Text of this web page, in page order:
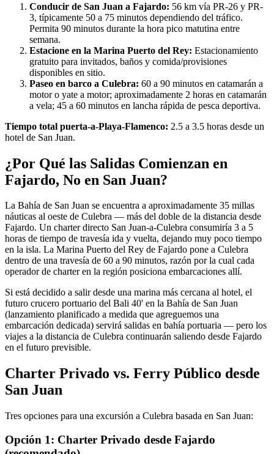
Conducir de San Juan a Fajardo: 56 km vía PR-26 y PR-
3, típicamente 50 a 75 minutos dependiendo del tráfico.
Permita 90 minutos durante la hora pico matutina entre
semana.
Estacione en la Marina Puerto del Rey: Estacionamiento
gratuito para invitados, baños y comida/provisiones
disponibles en sitio.
Paseo en barco a Culebra: 60 a 90 minutos en catamarán a
motor o yate a motor; aproximadamente 2 horas en catamarán
a vela; 45 a 60 minutos en lancha rápida de pesca deportiva.
Tiempo total puerta-a-Playa-Flamenco: 2.5 a 3.5 horas desde un
hotel de San Juan.
¿Por Qué las Salidas Comienzan en
Fajardo, No en San Juan?
La Bahía de San Juan se encuentra a aproximadamente 35 millas
náuticas al oeste de Culebra — más del doble de la distancia desde
Fajardo. Un charter directo San Juan-a-Culebra consumiría 3 a 5
horas de tiempo de travesía ida y vuelta, dejando muy poco tiempo
en la isla. La Marina Puerto del Rey de Fajardo pone a Culebra
dentro de una travesía de 60 a 90 minutos, razón por la cual cada
operador de charter en la región posiciona embarcaciones allí.
Si está decidido a salir desde una marina más cercana al hotel, el
futuro crucero portuario del Bali 40' en la Bahía de San Juan
(lanzamiento planificado a medida que agreguemos una
embarcación dedicada) servirá salidas en bahía portuaria — pero los
viajes a la distancia de Culebra continuarán saliendo desde Fajardo
en el futuro previsible.
Charter Privado vs. Ferry Público desde
San Juan
Tres opciones para una excursión a Culebra basada en San Juan:
Opción 1: Charter Privado desde Fajardo